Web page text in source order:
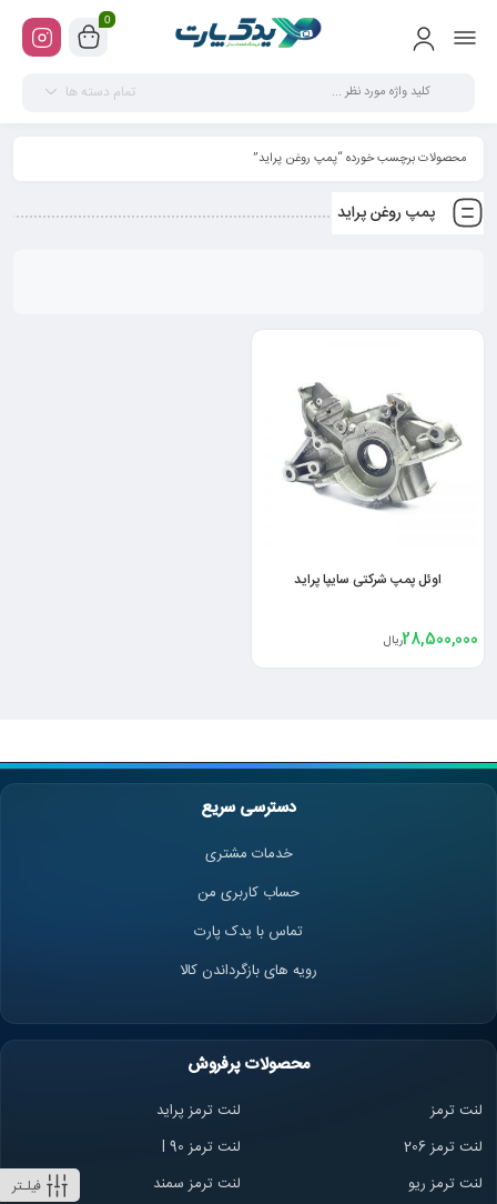
0
تمام دسته ها
محصولات برچسب خورده “پمپ روغن پراید”
پمپ روغن پراید
فیلـتر
اوئل پمپ شرکتی سایپا پراید
28,500,000ریال
دسترسی سریع
خدمات مشتری
حساب کاربری من
تماس با یدک پارت
رویه های بازگرداندن کالا
محصولات پرفروش
لنت ترمز
لنت ترمز پراید
لنت ترمز 206
لنت ترمز l 90
لنت ترمز ریو
لنت ترمز سمند